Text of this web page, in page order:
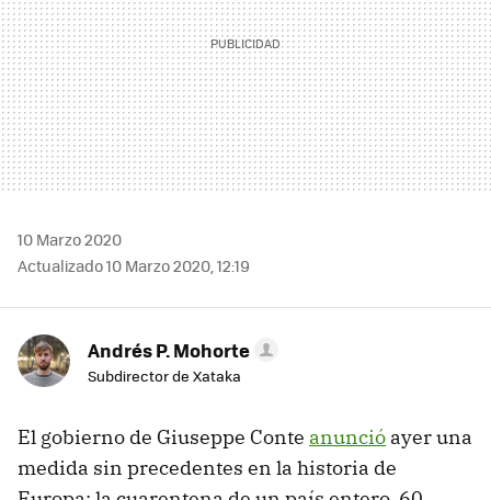
10 Marzo 2020
Actualizado 10 Marzo 2020, 12:19
Andrés P. Mohorte
Subdirector de Xataka
El gobierno de Giuseppe Conte anunció ayer una
medida sin precedentes en la historia de